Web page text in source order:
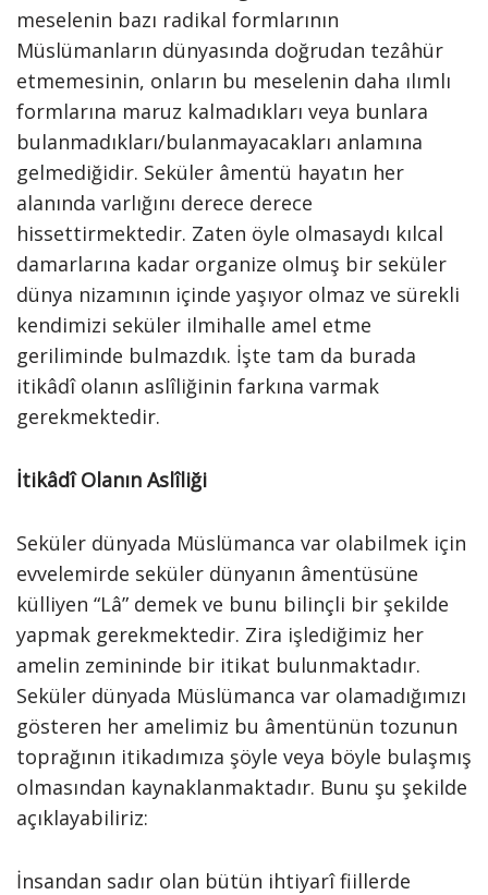
meselenin bazı radikal formlarının
Müslümanların dünyasında doğrudan tezâhür
etmemesinin, onların bu meselenin daha ılımlı
formlarına maruz kalmadıkları veya bunlara
bulanmadıkları/bulanmayacakları anlamına
gelmediğidir. Seküler âmentü hayatın her
alanında varlığını derece derece
hissettirmektedir. Zaten öyle olmasaydı kılcal
damarlarına kadar organize olmuş bir seküler
dünya nizamının içinde yaşıyor olmaz ve sürekli
kendimizi seküler ilmihalle amel etme
geriliminde bulmazdık. İşte tam da burada
itikâdî olanın aslîliğinin farkına varmak
gerekmektedir.
İtikâdî Olanın Aslîliği
Seküler dünyada Müslümanca var olabilmek için
evvelemirde seküler dünyanın âmentüsüne
külliyen “Lâ” demek ve bunu bilinçli bir şekilde
yapmak gerekmektedir. Zira işlediğimiz her
amelin zemininde bir itikat bulunmaktadır.
Seküler dünyada Müslümanca var olamadığımızı
gösteren her amelimiz bu âmentünün tozunun
toprağının itikadımıza şöyle veya böyle bulaşmış
olmasından kaynaklanmaktadır. Bunu şu şekilde
açıklayabiliriz:
İnsandan sadır olan bütün ihtiyarî fiillerde